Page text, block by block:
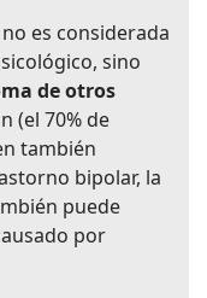
es considerada
sino
de otros
(el 70% de
también
bipolar, la
puede
por